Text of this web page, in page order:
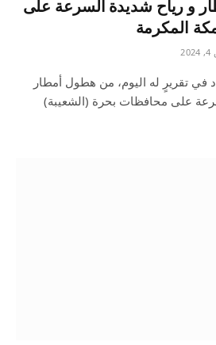
و رياح شديدة السرعة على
المكرمة
في تقريرٍ له اليوم، من هطول أمطار
على محافظات بحرة (الشعيبة)